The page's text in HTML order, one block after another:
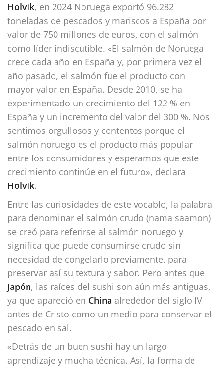
Holvik, en 2024 Noruega exportó 96.282
toneladas de pescados y mariscos a España por
valor de 750 millones de euros, con el salmón
como líder indiscutible. «El salmón de Noruega
crece cada año en España y, por primera vez el
año pasado, el salmón fue el producto con
mayor valor en España. Desde 2010, se ha
experimentado un crecimiento del 122 % en
España y un incremento del valor del 300 %. Nos
sentimos orgullosos y contentos porque el
salmón noruego es el producto más popular
entre los consumidores y esperamos que este
crecimiento continúe en el futuro», declara
Holvik.
Entre las curiosidades de este vocablo, la palabra
para denominar el salmón crudo (nama saamon)
se creó para referirse al salmón noruego y
significa que puede consumirse crudo sin
necesidad de congelarlo previamente, para
preservar así su textura y sabor. Pero antes que
Japón, las raíces del sushi son aún más antiguas,
ya que apareció en China alrededor del siglo IV
antes de Cristo como un medio para conservar el
pescado en sal.
«Detrás de un buen sushi hay un largo
aprendizaje y mucha técnica. Así, la forma de